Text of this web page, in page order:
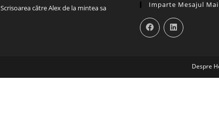
Scrisoarea către Alex de la mintea saOpens
Imparte Mesajul
Despre